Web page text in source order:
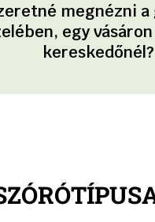
megnézni a
egy
kereskedőnél?